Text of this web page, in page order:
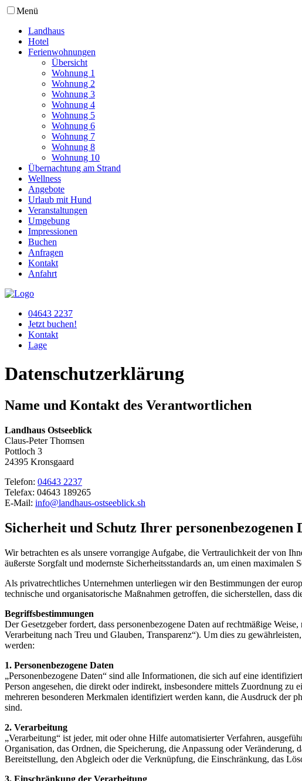
Menü
Landhaus
Hotel
Ferienwohnungen
Übersicht
Wohnung 1
Wohnung 2
Wohnung 3
Wohnung 4
Wohnung 5
Wohnung 6
Wohnung 7
Wohnung 8
Wohnung 10
Übernachtung am Strand
Wellness
Angebote
Urlaub mit Hund
Veranstaltungen
Umgebung
Impressionen
Buchen
Anfragen
Kontakt
Anfahrt
04643 2237
Jetzt buchen!
Kontakt
Lage
Daten­schutz­erklärung
Name und Kontakt des Verantwortlichen
Landhaus Ostseeblick
Claus-Peter Thomsen
Pottloch 3
24395 Kronsgaard
Telefon: 04643 2237
Telefax: 04643 189265
E-Mail: info@landhaus-ostseeblick.sh
Sicherheit und Schutz Ihrer personenbezogenen
Wir betrachten es als unsere vorrangige Aufgabe, die Vertraulichkeit der von
äußerste Sorgfalt und modernste Sicherheitsstandards an, um einen maximalen
Als privatrechtliches Unternehmen unterliegen wir den Bestimmungen der
technische und organisatorische Maßnahmen getroffen, die sicherstellen, dass
Begriffsbestimmungen
Der Gesetzgeber fordert, dass personenbezogene Daten auf rechtmäßige
Verarbeitung nach Treu und Glauben, Transparenz“). Um dies zu
werden:
1. Personenbezogene Daten
„Personenbezogene Daten“ sind alle Informationen, die sich auf eine
Person angesehen, die direkt oder indirekt, insbesondere mittels Zuordnung
mehreren besonderen Merkmalen identifiziert werden kann, die Ausdruck der
sind.
2. Verarbeitung
„Verarbeitung“ ist jeder, mit oder ohne Hilfe automatisierter Verfahren,
Organisation, das Ordnen, die Speicherung, die Anpassung oder
Bereitstellung, den Abgleich oder die Verknüpfung, die Einschränkung, das
3. Einschränkung der Verarbeitung